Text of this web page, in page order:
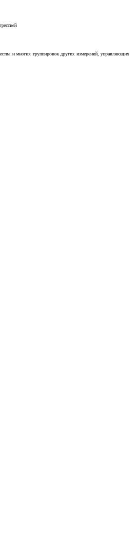
и многих группировок других измерений, управляющих